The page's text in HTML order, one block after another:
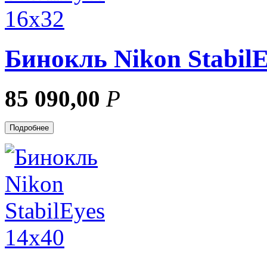
Бинокль Nikon
85 090,00 Р
Подробнее